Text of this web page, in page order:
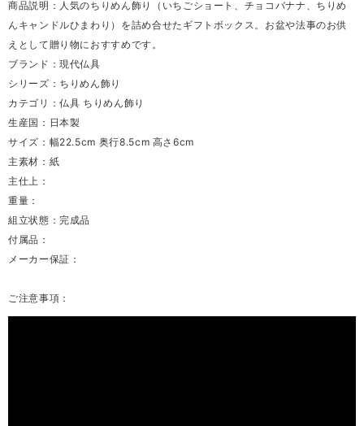
商品説明：人気のちりめん飾り（いちごショート、チョコバナナ、ちりめ
んキャンドルひまわり）を詰め合せたギフトボックス。お盆や法事のお供
えとして贈り物におすすめです。
ブランド：現代仏具
シリーズ：ちりめん飾り
カテゴリ：仏具 ちりめん飾り
生産国：日本製
サイズ：幅22.5cm 奥行8.5cm 高さ6cm
主素材：紙
主仕上：
重量：
組立状態：完成品
付属品：
メーカー保証：
ご注意事項：